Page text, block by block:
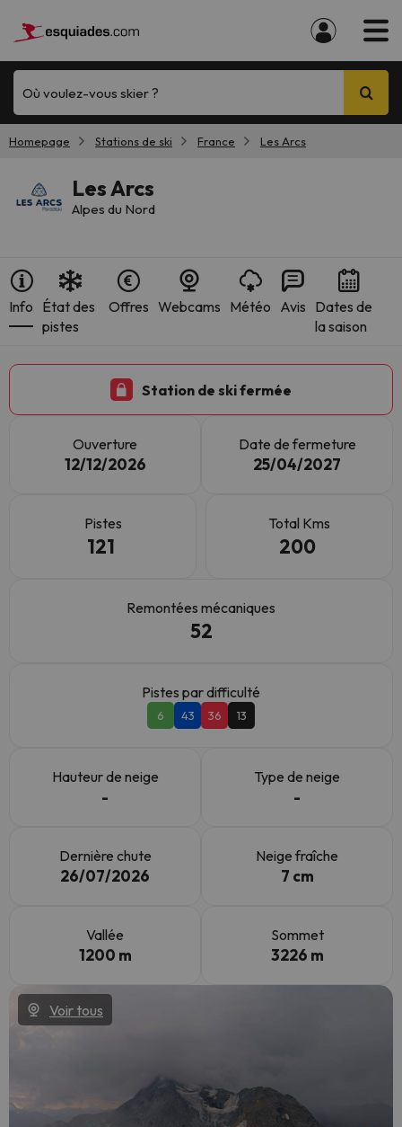
Où voulez-vous skier ?
Homepage Stations de ski France Les Arcs
Les Arcs
Alpes du Nord
Info État des
pistes
Offres Webcams Météo Avis Dates de
la saison
Station de ski fermée
Ouverture
12/12/2026
Date de fermeture
25/04/2027
Pistes
121
Total Kms
200
Remontées mécaniques
52
Pistes par difficulté
6 43 36 13
Hauteur de neige
-
Type de neige
-
Dernière chute
26/07/2026
Neige fraîche
7 cm
Vallée
1200 m
Sommet
3226 m
Voir tous